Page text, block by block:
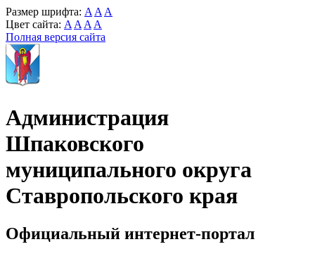
Размер шрифта: A A A
Цвет сайта: A A A A
Полная версия сайта
Администрация
Шпаковского
муниципального округа
Ставропольского края
Официальный интернет-портал